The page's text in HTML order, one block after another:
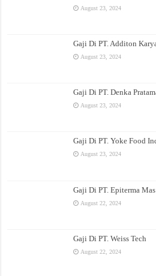
August 23, 2024
Gaji Di PT. Additon
August 23, 2024
Gaji Di PT. Denka
August 23, 2024
Gaji Di PT. Yoke Food
August 23, 2024
Gaji Di PT. Epiterma
August 22, 2024
Gaji Di PT. Weiss Tech
August 22, 2024